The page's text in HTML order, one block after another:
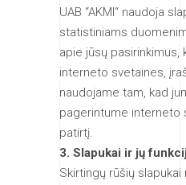
UAB “AKMI“ naudoja
statistiniams
apie jūsų pasirinkimus,
interneto svetaines,
naudojame tam, kad
pagerintume interneto
patirtį.
3. Slapukai ir jų
Skirtingų rūšių slapukai